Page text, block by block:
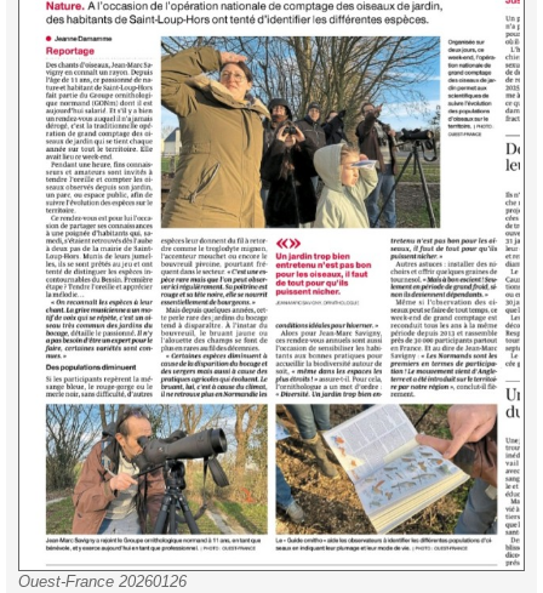
Ouest-France 20260126